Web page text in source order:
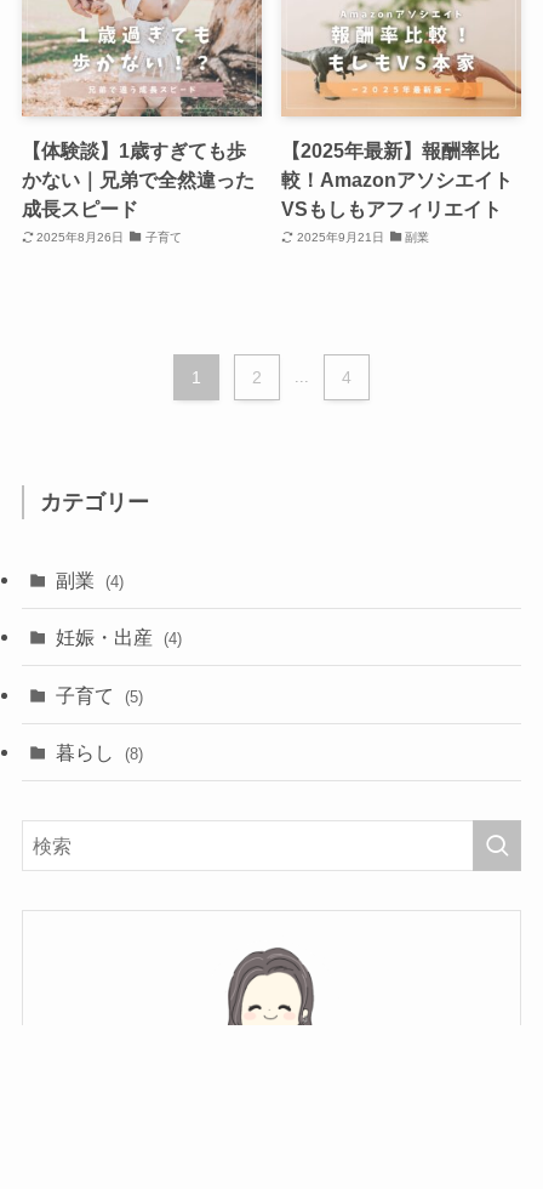
【体験談】1歳すぎても歩
かない｜兄弟で全然違った
成長スピード
2025年8月26日 子育て
【2025年最新】報酬率比
較！Amazonアソシエイト
VSもしもアフィリエイト
2025年9月21日 副業
1 2 4
カテゴリー
副業 (4)
妊娠・出産 (4)
子育て (5)
暮らし (8)